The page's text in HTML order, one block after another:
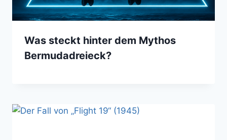
Was steckt hinter dem Mythos
Bermudadreieck?